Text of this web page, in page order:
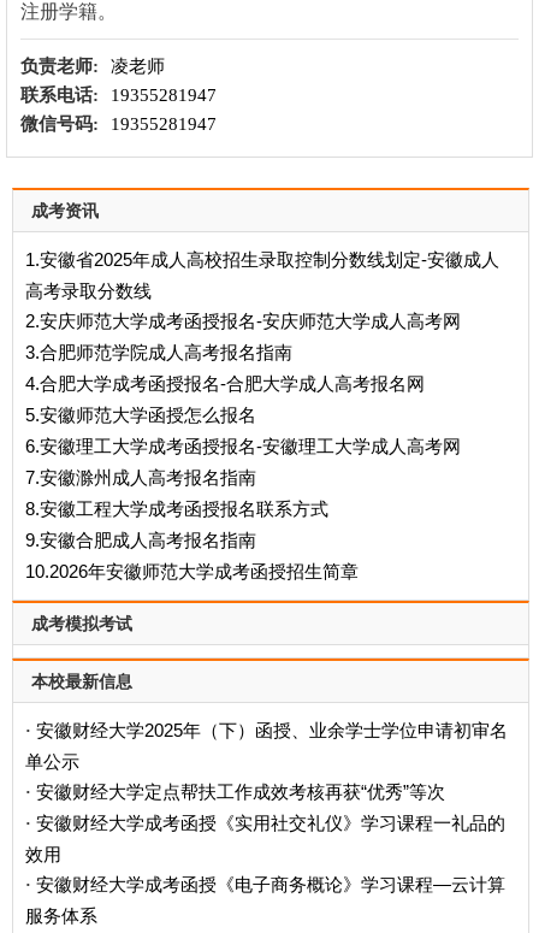
注册学籍。
负责老师:
凌老师
联系电话:
19355281947
微信号码:
19355281947
成考资讯
1.安徽省2025年成人高校招生录取控制分数线划定-安徽成人
高考录取分数线
2.安庆师范大学成考函授报名-安庆师范大学成人高考网
3.合肥师范学院成人高考报名指南
4.合肥大学成考函授报名-合肥大学成人高考报名网
5.安徽师范大学函授怎么报名
6.安徽理工大学成考函授报名-安徽理工大学成人高考网
7.安徽滁州成人高考报名指南
8.安徽工程大学成考函授报名联系方式
9.安徽合肥成人高考报名指南
10.2026年安徽师范大学成考函授招生简章
成考模拟考试
本校最新信息
· 安徽财经大学2025年（下）函授、业余学士学位申请初审名
单公示
· 安徽财经大学定点帮扶工作成效考核再获“优秀”等次
· 安徽财经大学成考函授《实用社交礼仪》学习课程一礼品的
效用
· 安徽财经大学成考函授《电子商务概论》学习课程—云计算
服务体系